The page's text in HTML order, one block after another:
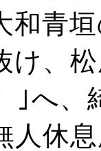
和青
け、
｣へ
人休